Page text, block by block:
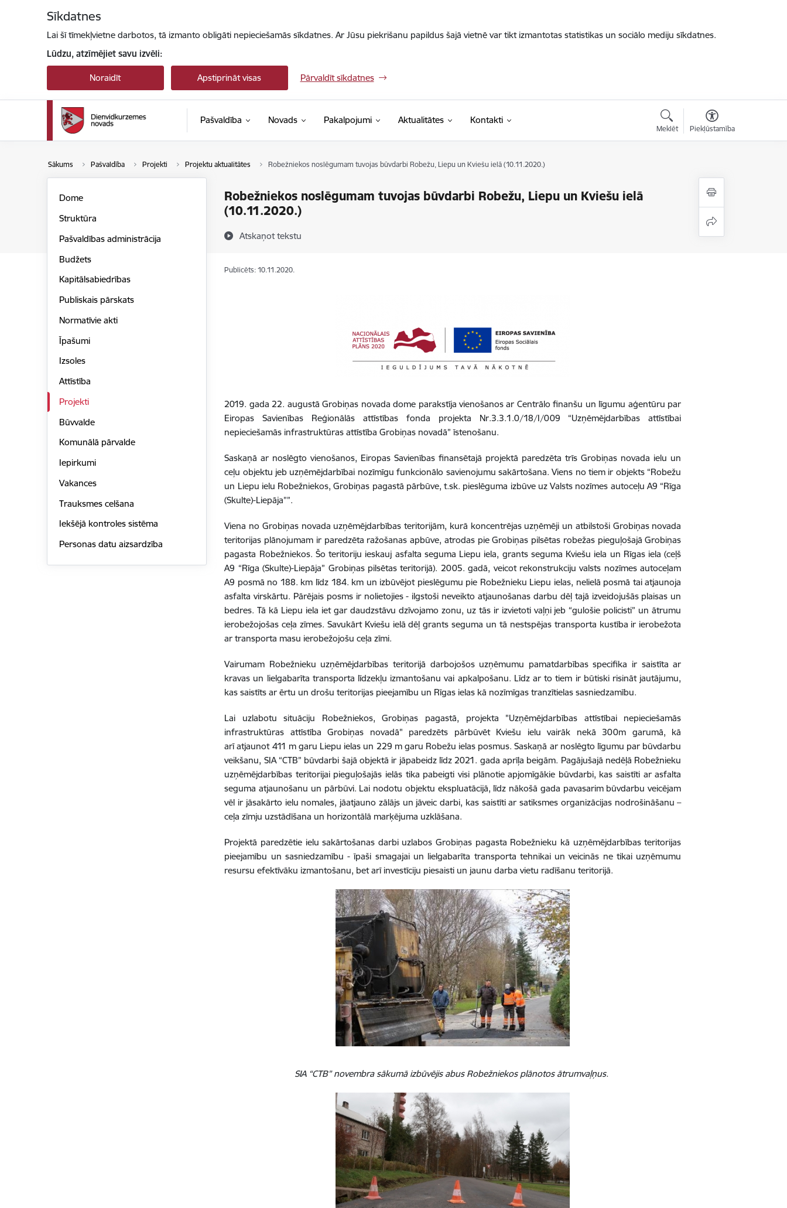
Sīkdatnes
Lai šī tīmekļvietne darbotos, tā izmanto obligāti nepieciešamās sīkdatnes. Ar Jūsu piekrišanu papildus šajā vietnē var tikt izmantotas statistikas un sociālo mediju sīkdatnes.
Lūdzu, atzīmējiet savu izvēli:
Noraidīt Apstiprināt visas Pārvaldīt sīkdatnes
Pašvaldība Novads Pakalpojumi Aktualitātes Kontakti
Meklēt Piekļūstamība
Sākums Pašvaldība Projekti Projektu aktualitātes Robežniekos noslēgumam tuvojas būvdarbi Robežu, Liepu un Kviešu ielā (10.11.2020.)
Robežniekos noslēgumam tuvojas būvdarbi Robežu, Liepu un Kviešu ielā
(10.11.2020.)
Atskaņot tekstu
Dome
Struktūra
Pašvaldības administrācija
Budžets
Kapitālsabiedrības
Publiskais pārskats
Normatīvie akti
Īpašumi
Izsoles
Attīstība
Projekti
Būvvalde
Komunālā pārvalde
Iepirkumi
Vakances
Trauksmes celšana
Iekšējā kontroles sistēma
Personas datu aizsardzība
Publicēts: 10.11.2020.
2019. gada 22. augustā Grobiņas novada dome parakstīja vienošanos ar Centrālo finanšu un līgumu aģentūru par
Eiropas Savienības Reģionālās attīstības fonda projekta Nr.3.3.1.0/18/I/009 “Uzņēmējdarbības attīstībai
nepieciešamās infrastruktūras attīstība Grobiņas novadā” īstenošanu.
Saskaņā ar noslēgto vienošanos, Eiropas Savienības finansētajā projektā paredzēta trīs Grobiņas novada ielu un
ceļu objektu jeb uzņēmējdarbībai nozīmīgu funkcionālo savienojumu sakārtošana. Viens no tiem ir objekts “Robežu
un Liepu ielu Robežniekos, Grobiņas pagastā pārbūve, t.sk. pieslēguma izbūve uz Valsts nozīmes autoceļu A9 “Rīga
(Skulte)-Liepāja””.
Viena no Grobiņas novada uzņēmējdarbības teritorijām, kurā koncentrējas uzņēmēji un atbilstoši Grobiņas novada
teritorijas plānojumam ir paredzēta ražošanas apbūve, atrodas pie Grobiņas pilsētas robežas pieguļošajā Grobiņas
pagasta Robežniekos. Šo teritoriju ieskauj asfalta seguma Liepu iela, grants seguma Kviešu iela un Rīgas iela (ceļš
A9 “Rīga (Skulte)-Liepāja” Grobiņas pilsētas teritorijā). 2005. gadā, veicot rekonstrukciju valsts nozīmes autoceļam
A9 posmā no 188. km līdz 184. km un izbūvējot pieslēgumu pie Robežnieku Liepu ielas, nelielā posmā tai atjaunoja
asfalta virskārtu. Pārējais posms ir nolietojies - ilgstoši neveikto atjaunošanas darbu dēļ tajā izveidojušās plaisas un
bedres. Tā kā Liepu iela iet gar daudzstāvu dzīvojamo zonu, uz tās ir izvietoti vaļņi jeb “gulošie policisti” un ātrumu
ierobežojošas ceļa zīmes. Savukārt Kviešu ielā dēļ grants seguma un tā nestspējas transporta kustība ir ierobežota
ar transporta masu ierobežojošu ceļa zīmi.
Vairumam Robežnieku uzņēmējdarbības teritorijā darbojošos uzņēmumu pamatdarbības specifika ir saistīta ar
kravas un lielgabarīta transporta līdzekļu izmantošanu vai apkalpošanu. Līdz ar to tiem ir būtiski risināt jautājumu,
kas saistīts ar ērtu un drošu teritorijas pieejamību un Rīgas ielas kā nozīmīgas tranzītielas sasniedzamību.
Lai uzlabotu situāciju Robežniekos, Grobiņas pagastā, projekta "Uzņēmējdarbības attīstībai nepieciešamās
infrastruktūras attīstība Grobiņas novadā" paredzēts pārbūvēt Kviešu ielu vairāk nekā 300m garumā, kā
arī atjaunot 411 m garu Liepu ielas un 229 m garu Robežu ielas posmus. Saskaņā ar noslēgto līgumu par būvdarbu
veikšanu, SIA “CTB” būvdarbi šajā objektā ir jāpabeidz līdz 2021. gada aprīļa beigām. Pagājušajā nedēļā Robežnieku
uzņēmējdarbības teritorijai pieguļošajās ielās tika pabeigti visi plānotie apjomīgākie būvdarbi, kas saistīti ar asfalta
seguma atjaunošanu un pārbūvi. Lai nodotu objektu ekspluatācijā, līdz nākošā gada pavasarim būvdarbu veicējam
vēl ir jāsakārto ielu nomales, jāatjauno zālājs un jāveic darbi, kas saistīti ar satiksmes organizācijas nodrošināšanu –
ceļa zīmju uzstādīšana un horizontālā marķējuma uzklāšana.
Projektā paredzētie ielu sakārtošanas darbi uzlabos Grobiņas pagasta Robežnieku kā uzņēmējdarbības teritorijas
pieejamību un sasniedzamību - īpaši smagajai un lielgabarīta transporta tehnikai un veicinās ne tikai uzņēmumu
resursu efektīvāku izmantošanu, bet arī investīciju piesaisti un jaunu darba vietu radīšanu teritorijā.
SIA “CTB” novembra sākumā izbūvējis abus Robežniekos plānotos ātrumvaļņus.